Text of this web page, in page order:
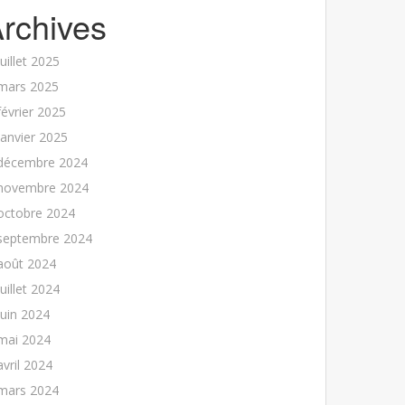
2025
2025
2025
2025
2024
2024
2024
2024
2024
2024
2024
2024
2024
2024